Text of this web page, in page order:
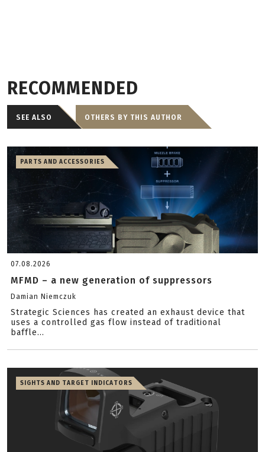
RECOMMENDED
SEE ALSO OTHERS BY THIS AUTHOR
PARTS AND ACCESSORIES
07.08.2026
MFMD – a new generation of suppressors
Damian Niemczuk
Strategic Sciences has created an exhaust device that
uses a controlled gas flow instead of traditional
baffle...
SIGHTS AND TARGET INDICATORS